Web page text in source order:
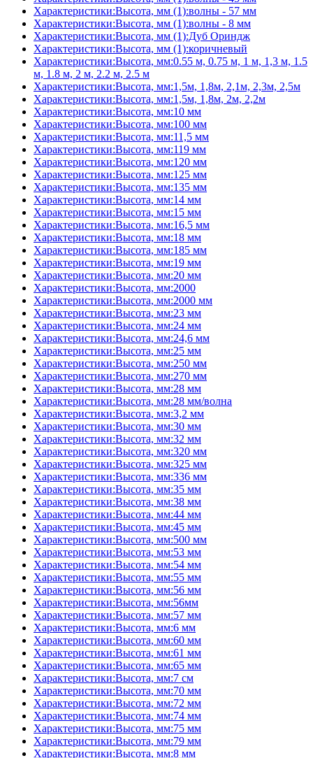
Характеристики:Высота, мм (1):волны - 57 мм
Характеристики:Высота, мм (1):волны - 8 мм
Характеристики:Высота, мм (1):Дуб Ориндж
Характеристики:Высота, мм (1):коричневый
Характеристики:Высота, мм:0.55 м, 0.75 м, 1 м, 1,3 м, 1.5
м, 1.8 м, 2 м, 2.2 м, 2.5 м
Характеристики:Высота, мм:1,5м, 1,8м, 2,1м, 2,3м, 2,5м
Характеристики:Высота, мм:1,5м, 1,8м, 2м, 2,2м
Характеристики:Высота, мм:10 мм
Характеристики:Высота, мм:100 мм
Характеристики:Высота, мм:11,5 мм
Характеристики:Высота, мм:119 мм
Характеристики:Высота, мм:120 мм
Характеристики:Высота, мм:125 мм
Характеристики:Высота, мм:135 мм
Характеристики:Высота, мм:14 мм
Характеристики:Высота, мм:15 мм
Характеристики:Высота, мм:16,5 мм
Характеристики:Высота, мм:18 мм
Характеристики:Высота, мм:185 мм
Характеристики:Высота, мм:19 мм
Характеристики:Высота, мм:20 мм
Характеристики:Высота, мм:2000
Характеристики:Высота, мм:2000 мм
Характеристики:Высота, мм:23 мм
Характеристики:Высота, мм:24 мм
Характеристики:Высота, мм:24,6 мм
Характеристики:Высота, мм:25 мм
Характеристики:Высота, мм:250 мм
Характеристики:Высота, мм:270 мм
Характеристики:Высота, мм:28 мм
Характеристики:Высота, мм:28 мм/волна
Характеристики:Высота, мм:3,2 мм
Характеристики:Высота, мм:30 мм
Характеристики:Высота, мм:32 мм
Характеристики:Высота, мм:320 мм
Характеристики:Высота, мм:325 мм
Характеристики:Высота, мм:336 мм
Характеристики:Высота, мм:35 мм
Характеристики:Высота, мм:38 мм
Характеристики:Высота, мм:44 мм
Характеристики:Высота, мм:45 мм
Характеристики:Высота, мм:500 мм
Характеристики:Высота, мм:53 мм
Характеристики:Высота, мм:54 мм
Характеристики:Высота, мм:55 мм
Характеристики:Высота, мм:56 мм
Характеристики:Высота, мм:56мм
Характеристики:Высота, мм:57 мм
Характеристики:Высота, мм:6 мм
Характеристики:Высота, мм:60 мм
Характеристики:Высота, мм:61 мм
Характеристики:Высота, мм:65 мм
Характеристики:Высота, мм:7 см
Характеристики:Высота, мм:70 мм
Характеристики:Высота, мм:72 мм
Характеристики:Высота, мм:74 мм
Характеристики:Высота, мм:75 мм
Характеристики:Высота, мм:79 мм
Характеристики:Высота, мм:8 мм